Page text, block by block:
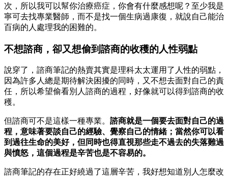
次，所以我可以幫你治療癌症，你會有什麼感想呢？至少我是
寧可去找專業醫師，而不是找一個生病過康復，就說自己能治
百病的人處理我的困難的。
不想諮商，卻又想偷到諮商的收穫的人性弱點
說穿了，諮商筆記的熱賣其實是理科太太運用了人性的弱點，
因為許多人總是期待解決困擾的同時，又不想去面對自己的責
任，所以希望偷看別人諮商的過程，好像就可以得到諮商的收
穫。
但諮商可不是這樣一種專業。 諮商就是一個要去面對自己的過
程，意味著要談自己的經驗、覺察自己的情緒；當然你可以看
到過往生命的美好，但同時也得直視那些走不過去的失落難過
與憤怒，這個過程是辛苦也是不容易的。
諮商筆記的存在正好繞過了這層辛苦，我好想知道別人怎麼改